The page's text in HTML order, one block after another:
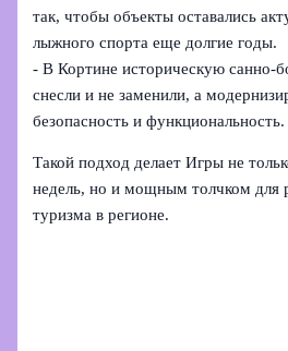
так, чтобы объекты оставались
лыжного спорта еще долгие годы.
- В Кортине историческую санно-
снесли и не заменили, а
безопасность и функциональность.
Такой подход делает Игры не
недель, но и мощным толчком для
туризма в регионе.